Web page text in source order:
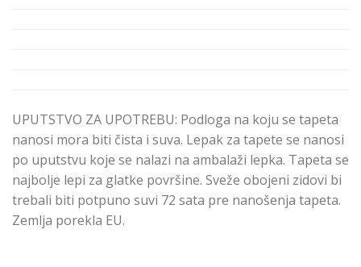
UPUTSTVO ZA UPOTREBU: Podloga na koju se tapeta
nanosi mora biti čista i suva. Lepak za tapete se nanosi
po uputstvu koje se nalazi na ambalaži lepka. Tapeta se
najbolje lepi za glatke površine. Sveže obojeni zidovi bi
trebali biti potpuno suvi 72 sata pre nanošenja tapeta.
Zemlja porekla EU.